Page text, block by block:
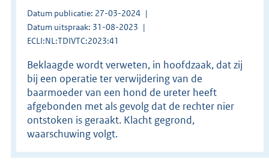
Datum publicatie: 27-03-2024
Datum uitspraak: 31-08-2023
ECLI:NL:TDIVTC:2023:41
Beklaagde wordt verweten, in hoofdzaak, dat zij
bij een operatie ter verwijdering van de
baarmoeder van een hond de ureter heeft
afgebonden met als gevolg dat de rechter nier
ontstoken is geraakt. Klacht gegrond,
waarschuwing volgt.